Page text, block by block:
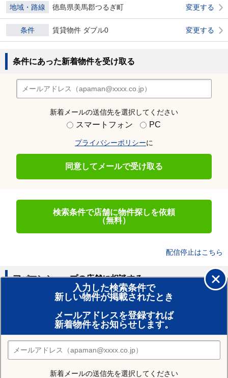
地域・路線 徳島県美馬郡つるぎ町 変更する
条件 賃貸物件 ダブル0 変更する
条件にあった新着物件を受け取る
新着メールの送信先を選択してください
スマートフォン PC
プライバシーポリシーに
同意してメールで受け取る
検索条件で店舗に物件探しを依頼
（無料）
配信停止はこちら
入力した検索条件で
新しい物件が掲載されたとき
メールアドレスを登録すれば
新着物件をお知らせします。
新着メールの送信先を選択してください
アパマンショップの店舗に相談する
賃貸のプロがお部屋探し！
おまかせ物件リクエスト
住みたい街の店舗を探す
店舗検索